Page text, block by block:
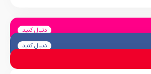
دنبال کنید
دنبال کنید